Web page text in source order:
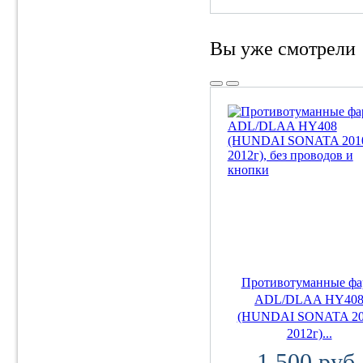
Вы уже смотрели
Противотуманные
ADL/DLAA HY408
(HUNDAI SONATA
2012г)...